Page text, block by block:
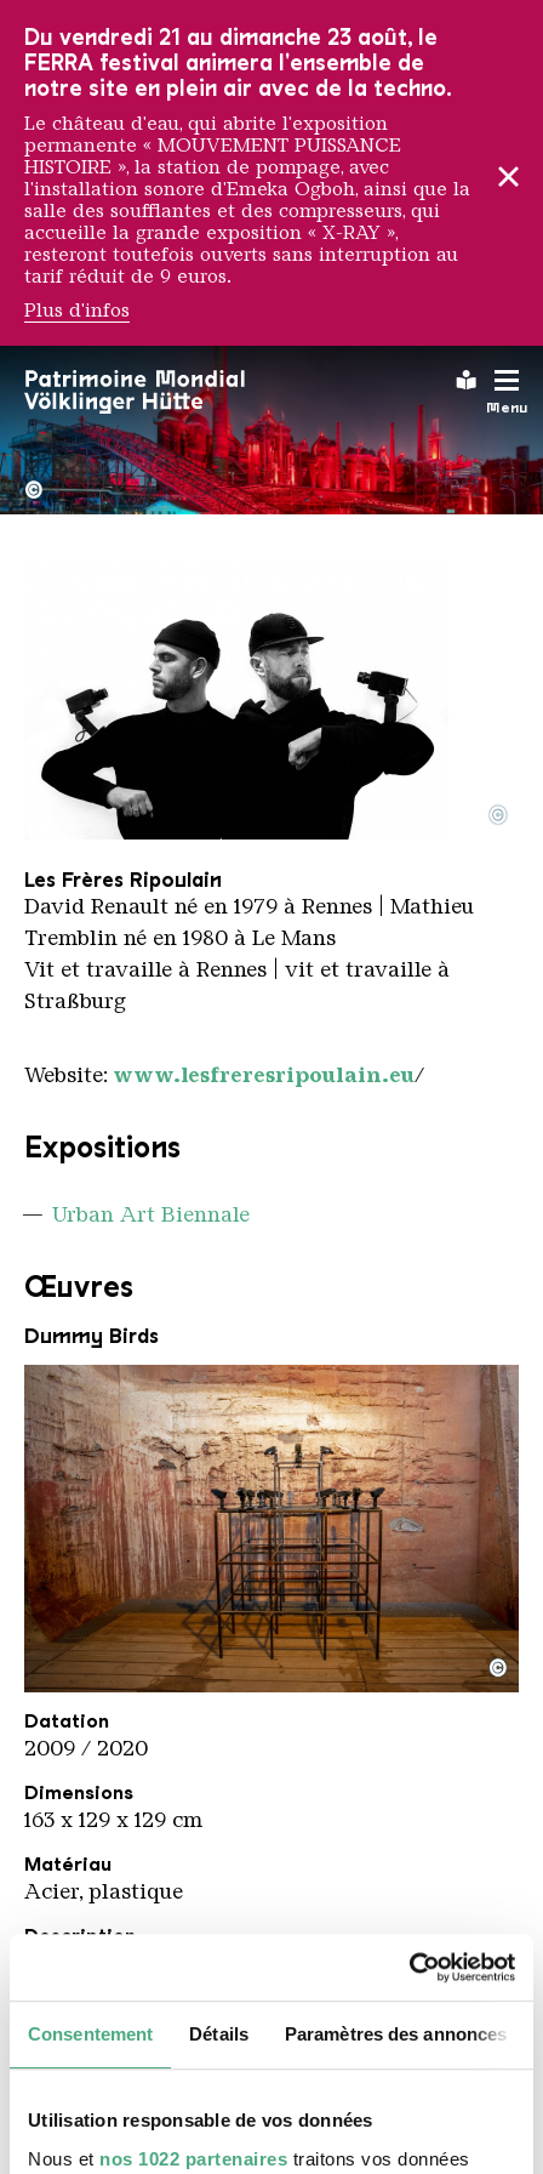
Consentement Détails Paramètres des annonces
Utilisation responsable de vos données
Nous et nos 1022 partenaires traitons vos données
Menu
Les Frères Ripoulain
La Völklinger Hütte
Copyright:
©
Les Freres Ripoulain
Copyright: Les Freres Ripoulain
©
Les Frères Ripoulain
David Renault né en 1979 à Rennes | Mathieu
Tremblin né en 1980 à Le Mans
Vit et travaille à Rennes | vit et travaille à
Straßburg
Website: www.lesfreresripoulain.eu/
Expositions
Urban Art Biennale
Œuvres
Dummy Birds
Les Freres Ripoulain
Copyright: Weltkulturerbe Völklinger Hütte / Karl
©
Datation
2009 / 2020
Dimensions
163 x 129 x 129 cm
Matériau
Acier, plastique
Description
Les Frères Ripoulain, ce sont Mathieu Tremblin
référence aux Frères Ripoulin, groupe parisien
Jean Faucheur. L’installationDummy Birds
une variation autour de la menace d’abord
Du vendredi 21 au dimanche 23 août, le
FERRA festival animera l'ensemble de
notre site en plein air avec de la techno.
Le château d'eau, qui abrite l'exposition
permanente « MOUVEMENT PUISSANCE
HISTOIRE », la station de pompage, avec
l'installation sonore d'Emeka Ogboh, ainsi que la
salle des soufflantes et des compresseurs, qui
accueille la grande exposition « X-RAY »,
resteront toutefois ouverts sans interruption au
tarif réduit de 9 euros.
Plus d'infos